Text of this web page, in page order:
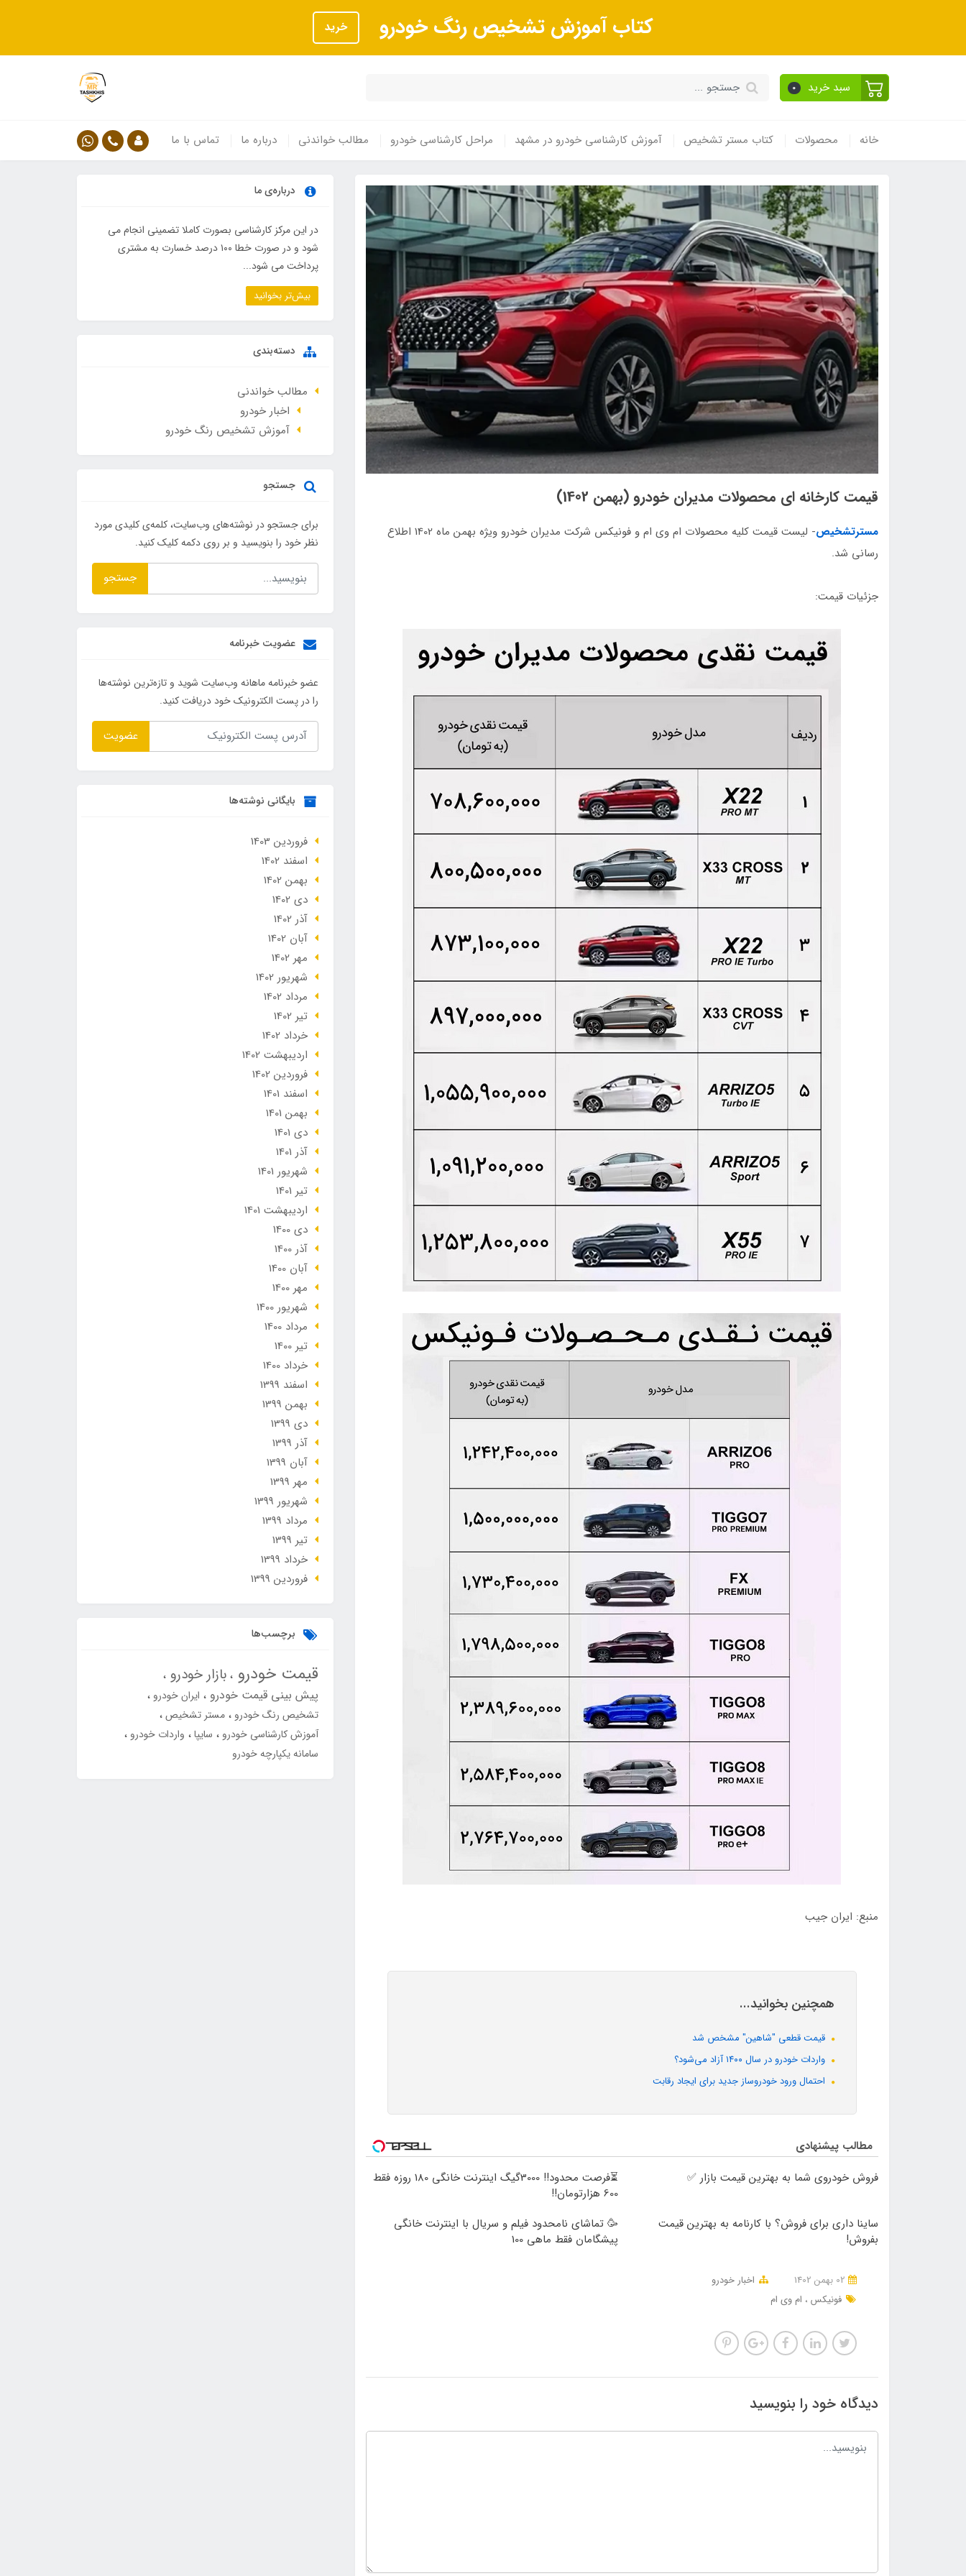
کتاب آموزش تشخیص رنگ خودرو خرید
سبد خرید 0
خانه محصولات کتاب مستر تشخیص آموزش کارشناسی خودرو در مشهد مراحل کارشناسی خودرو مطالب خواندنی درباره ما تماس با ما
قیمت کارخانه ای محصولات مدیران خودرو (بهمن 1402)
مسترتشخیص
- لیست قیمت کلیه محصولات ام وی ام و فونیکس شرکت مدیران خودرو ویژه بهمن ماه 1402 اطلاع
رسانی شد.
جزئیات قیمت:
منبع: ایران جیب
همچنین بخوانید...
قیمت قطعی "شاهین" مشخص شد
واردات خودرو در سال ۱۴۰۰ آزاد می‌شود؟
احتمال ورود خودروساز جدید برای ایجاد رقابت
مطالب پیشنهادی
فروش خودروی شما به بهترین قیمت بازار ✅
⏳فرصت محدود!! 3000گیگ اینترنت خانگی 180 روزه فقط
600 هزارتومان!!
ساینا داری برای فروش؟ با کارنامه به بهترین قیمت
بفروش!
🥳 تماشای نامحدود فیلم و سریال با اینترنت خانگی
پیشگامان فقط ماهی 100
اخبار خودرو
فونیکس
ام وی ام
دیدگاه خود را بنویسید
درباره‌ی ما
در این مرکز کارشناسی بصورت کاملا تضمینی انجام می
شود و در صورت خطا ۱۰۰ درصد خسارت به مشتری
پرداخت می شود...
بیش‌تر بخوانید
دسته‌بندی
مطالب خواندنی
اخبار خودرو
آموزش تشخیص رنگ خودرو
جستجو
برای جستجو در نوشته‌های وب‌سایت، کلمه‌ی کلیدی مورد
نظر خود را بنویسید و بر روی دکمه کلیک کنید.
جستجو
عضویت خبرنامه
عضو خبرنامه ماهانه وب‌سایت شوید و تازه‌ترین نوشته‌ها
را در پست الکترونیک خود دریافت کنید.
عضویت
بایگانی نوشته‌ها
فروردین 1403
اسفند 1402
بهمن 1402
دی 1402
آذر 1402
آبان 1402
مهر 1402
شهریور 1402
مرداد 1402
تير 1402
خرداد 1402
ارديبهشت 1402
فروردین 1402
اسفند 1401
بهمن 1401
دی 1401
آذر 1401
شهریور 1401
تير 1401
ارديبهشت 1401
دی 1400
آذر 1400
آبان 1400
مهر 1400
شهریور 1400
مرداد 1400
تير 1400
خرداد 1400
اسفند 1399
بهمن 1399
دی 1399
آذر 1399
آبان 1399
مهر 1399
شهریور 1399
مرداد 1399
تير 1399
خرداد 1399
فروردین 1399
برچسب‌ها
قیمت خودرو بازار خودرو
پیش بینی قیمت خودرو ایران خودرو
تشخیص رنگ خودرو مستر تشخیص
آموزش کارشناسی خودرو سایپا واردات خودرو
سامانه یکپارچه خودرو